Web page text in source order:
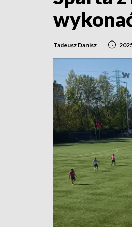
Tadeusz Danisz